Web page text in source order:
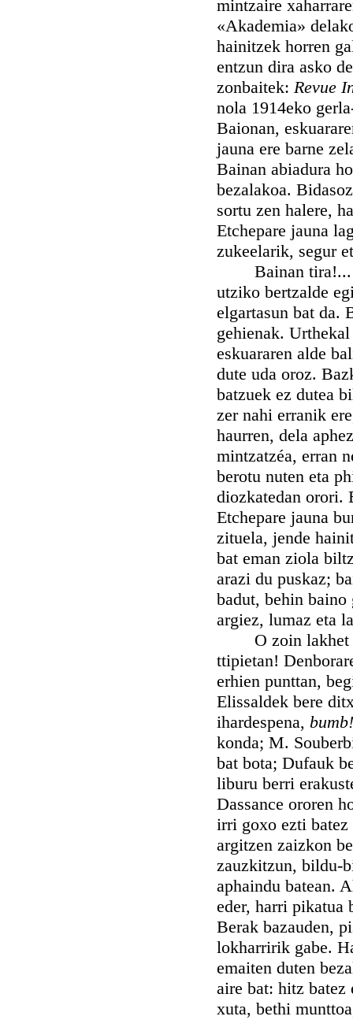
mintzaire
«Akademia»
hainitzek horren
entzun dira asko
zonbaitek: Revue
nola 1914eko
Baionan,
jauna ere barne
Bainan abiadura
bezalakoa.
sortu zen halere,
Etchepare jauna
zukeelarik, segur
Bainan tira!...
utziko bertzalde
elgartasun bat da.
gehienak.
eskuararen alde
dute uda oroz.
batzuek ez dutea
zer nahi erranik
haurren, dela
mintzatzéa, erran
berotu nuten eta
diozkatedan orori.
Etchepare jauna
zituela, jende
bat eman ziola
arazi du puskaz;
badut, behin baino
argiez, lumaz eta
O zoin lakhet
ttipietan!
erhien punttan,
Elissaldek bere
ihardespena, bumb!
konda; M.
bat bota; Dufauk
liburu berri
Dassance ororen
irri goxo ezti batez
argitzen zaizkon
zauzkitzun, bildu-
aphaindu batean.
eder, harri pikatua
Berak bazauden,
lokharririk gabe.
emaiten duten
aire bat: hitz
xuta, bethi